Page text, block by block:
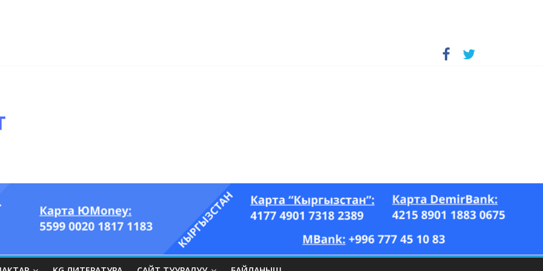
өпкөсүнө, бөйрөгүнө суук тийгизип алган…” (Динара БЕЙШЕНАЛИЕВА, “Азия Ньюс” гезити, 26.07–17.08.2023-ж.)